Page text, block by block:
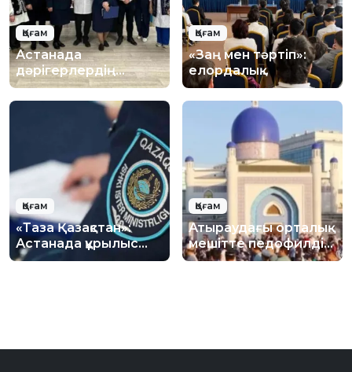
Қоғам
Астанада
дәрігерлердің
қауіпсіздігі
күшейтілуде
Қоғам
«Заң мен тәртіп»:
елордалық
оқушыларға цифрлық
қауіпсіздік бойынша
лекция өтті
Қоғам
«Таза Қазақстан»:
Астанада құрылыс
қалдықтарын заңсыз
Қоғам
Атыраудағы орталық
мешітте педофилдің
жаназасы